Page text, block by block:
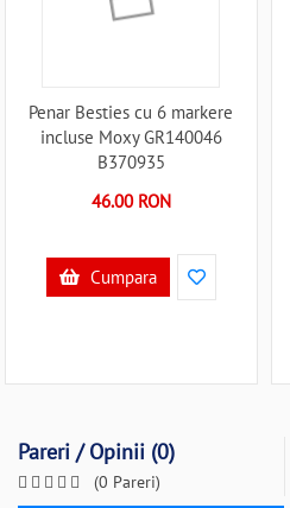
Penar Besties cu 6 markere
incluse Moxy GR140046
B370935
46.00 RON
Cumpara
Pareri / Opinii (0)
(0 Pareri)